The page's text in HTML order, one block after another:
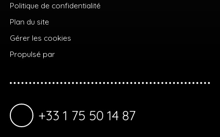
Politique de confidentialité
Plan du site
Gérer les cookies
Propulsé par
+33 1 75 50 14 87